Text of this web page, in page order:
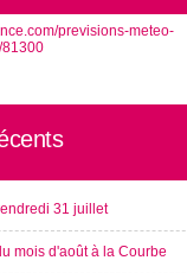
previsions-meteo-
81300
31 juillet
mois d'août à la Courbe